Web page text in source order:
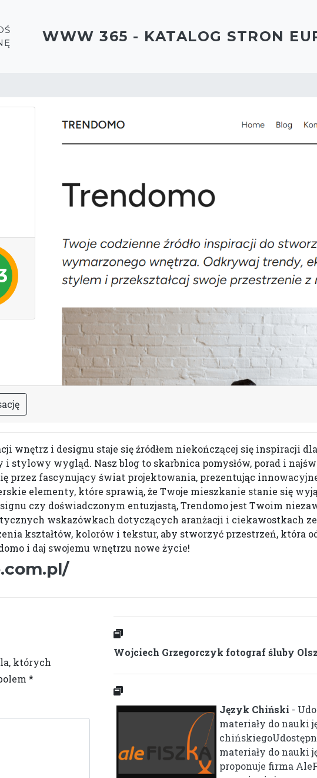
WWW 365 - KATALOG STRON
ację
wnętrz i designu staje się źródłem niekończącej się inspiracji
stylowy wygląd. Nasz blog to skarbnica pomysłów, porad i
przez fascynujący świat projektowania, prezentując
elementy, które sprawią, że Twoje mieszkanie stanie się
czy doświadczonym entuzjastą, Trendomo jest Twoim
wskazówkach dotyczących aranżacji i ciekawostkach
kształtów, kolorów i tekstur, aby stworzyć przestrzeń, która
i daj swojemu wnętrzu nowe życie!
których
*
Wojciech Grzegorczyk fotograf śluby
Język Chiński -
materiały do nauki
materiały do nauki
proponuje firma